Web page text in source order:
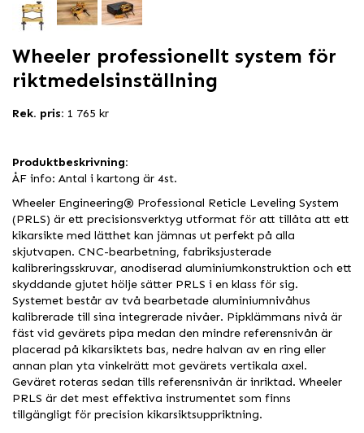
Wheeler professionellt system för
riktmedelsinställning
Rek. pris: 1 765 kr
Produktbeskrivning:
ÅF info: Antal i kartong är 4st.
Wheeler Engineering® Professional Reticle Leveling System
(PRLS) är ett precisionsverktyg utformat för att tillåta att ett
kikarsikte med lätthet kan jämnas ut perfekt på alla
skjutvapen. CNC-bearbetning, fabriksjusterade
kalibreringsskruvar, anodiserad aluminiumkonstruktion och ett
skyddande gjutet hölje sätter PRLS i en klass för sig.
Systemet består av två bearbetade aluminiumnivåhus
kalibrerade till sina integrerade nivåer. Pipklämmans nivå är
fäst vid gevärets pipa medan den mindre referensnivån är
placerad på kikarsiktets bas, nedre halvan av en ring eller
annan plan yta vinkelrätt mot gevärets vertikala axel.
Geväret roteras sedan tills referensnivån är inriktad. Wheeler
PRLS är det mest effektiva instrumentet som finns
tillgängligt för precision kikarsiktsuppriktning.